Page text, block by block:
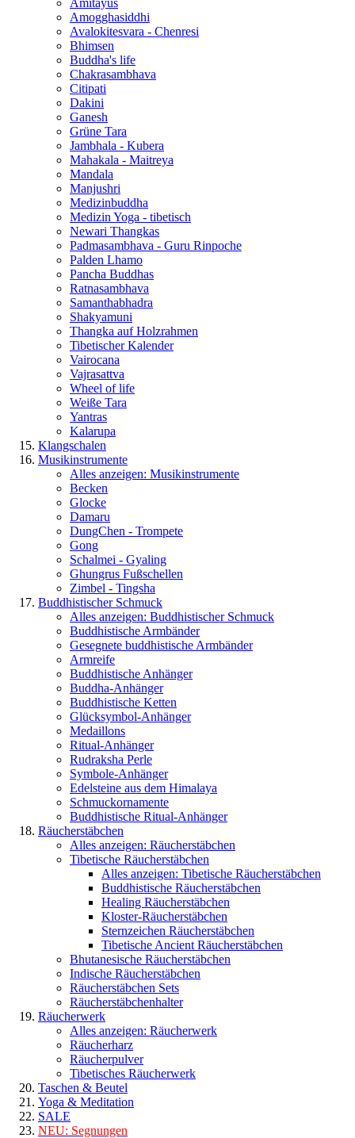
Amitayus
Amogghasiddhi
Avalokitesvara - Chenresi
Bhimsen
Buddha's life
Chakrasambhava
Citipati
Dakini
Ganesh
Grüne Tara
Jambhala - Kubera
Mahakala - Maitreya
Mandala
Manjushri
Medizinbuddha
Medizin Yoga - tibetisch
Newari Thangkas
Padmasambhava - Guru Rinpoche
Palden Lhamo
Pancha Buddhas
Ratnasambhava
Samanthabhadra
Shakyamuni
Thangka auf Holzrahmen
Tibetischer Kalender
Vairocana
Vajrasattva
Wheel of life
Weiße Tara
Yantras
Kalarupa
Klangschalen
Musikinstrumente
Alles anzeigen: Musikinstrumente
Becken
Glocke
Damaru
DungChen - Trompete
Gong
Schalmei - Gyaling
Ghungrus Fußschellen
Zimbel - Tingsha
Buddhistischer Schmuck
Alles anzeigen: Buddhistischer Schmuck
Buddhistische Armbänder
Gesegnete buddhistische Armbänder
Armreife
Buddhistische Anhänger
Buddha-Anhänger
Buddhistische Ketten
Glücksymbol-Anhänger
Medaillons
Ritual-Anhänger
Rudraksha Perle
Symbole-Anhänger
Edelsteine aus dem Himalaya
Schmuckornamente
Buddhistische Ritual-Anhänger
Räucherstäbchen
Alles anzeigen: Räucherstäbchen
Tibetische Räucherstäbchen
Alles anzeigen: Tibetische Räucherstäbchen
Buddhistische Räucherstäbchen
Healing Räucherstäbchen
Kloster-Räucherstäbchen
Sternzeichen Räucherstäbchen
Tibetische Ancient Räucherstäbchen
Bhutanesische Räucherstäbchen
Indische Räucherstäbchen
Räucherstäbchen Sets
Räucherstäbchenhalter
Räucherwerk
Alles anzeigen: Räucherwerk
Räucherharz
Räucherpulver
Tibetisches Räucherwerk
Taschen & Beutel
Yoga & Meditation
SALE
NEU: Segnungen